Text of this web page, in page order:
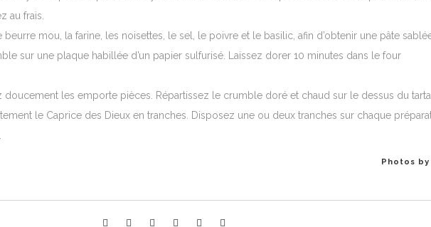
au frais.
mou, la farine, les noisettes, le sel, le poivre et le basilic, afin d’obtenir une pâte
sur une plaque habillée d’un papier sulfurisé. Laissez dorer 10 minutes dans le four
doucement les emporte pièces. Répartissez le crumble doré et chaud sur le dessus du
le Caprice des Dieux en tranches. Disposez une ou deux tranches sur chaque
Photos by